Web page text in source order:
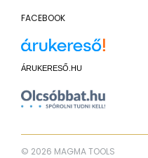
FACEBOOK
ÁRUKERESŐ.HU
© 2026 MAGMA TOOLS